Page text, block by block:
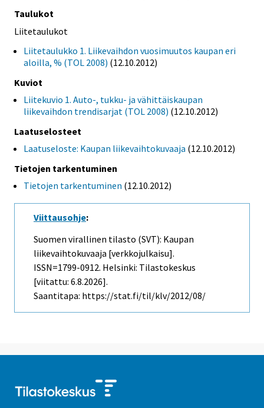
Taulukot
Liitetaulukot
Liitetaulukko 1. Liikevaihdon vuosimuutos kaupan eri
aloilla, % (TOL 2008) (12.10.2012)
Kuviot
Liitekuvio 1. Auto-, tukku- ja vähittäiskaupan
liikevaihdon trendisarjat (TOL 2008) (12.10.2012)
Laatuselosteet
Laatuseloste: Kaupan liikevaihtokuvaaja (12.10.2012)
Tietojen tarkentuminen
Tietojen tarkentuminen (12.10.2012)
Viittausohje:
Suomen virallinen tilasto (SVT): Kaupan
liikevaihtokuvaaja [verkkojulkaisu].
ISSN=1799-0912. Helsinki: Tilastokeskus
[viitattu: 6.8.2026].
Saantitapa: https://stat.fi/til/klv/2012/08/